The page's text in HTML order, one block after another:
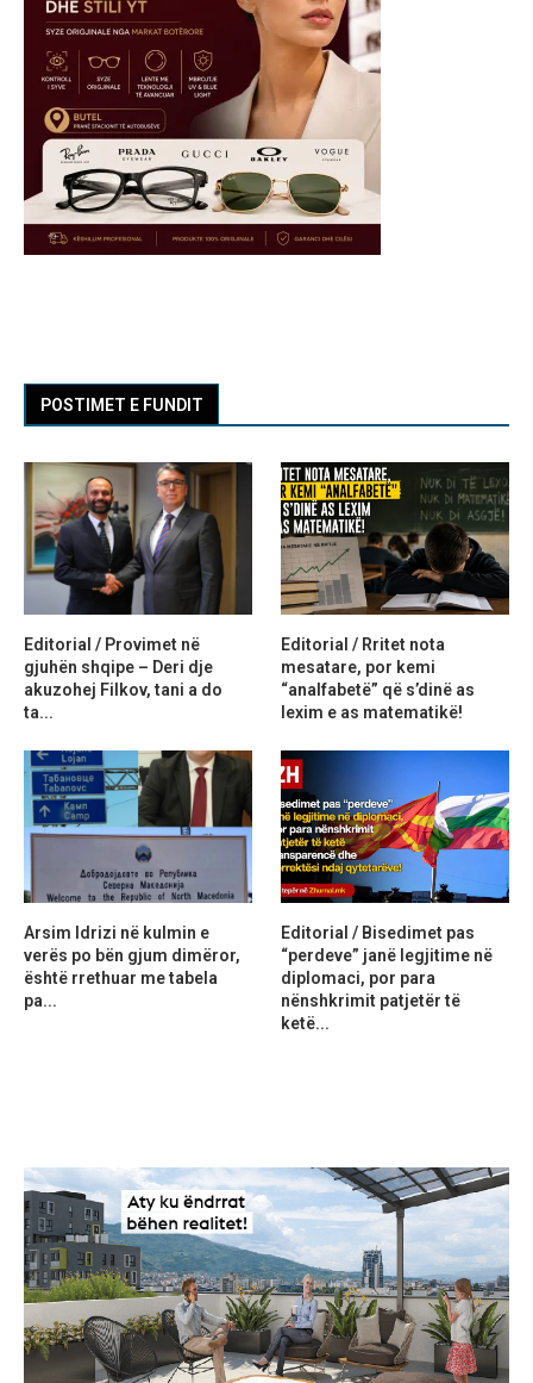
POSTIMET E FUNDIT
Editorial / Provimet në
gjuhën shqipe – Deri dje
akuzohej Filkov, tani a do
ta...
Editorial / Rritet nota
mesatare, por kemi
“analfabetë” që s’dinë as
lexim e as matematikë!
Arsim Idrizi në kulmin e
verës po bën gjum dimëror,
është rrethuar me tabela
pa...
Editorial / Bisedimet pas
“perdeve” janë legjitime në
diplomaci, por para
nënshkrimit patjetër të
ketë...